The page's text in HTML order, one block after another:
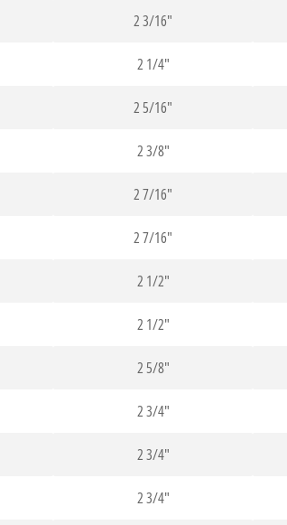
2 3/16"
2 1/4"
2 5/16"
2 3/8"
2 7/16"
2 7/16"
2 1/2"
2 1/2"
2 5/8"
2 3/4"
2 3/4"
2 3/4"